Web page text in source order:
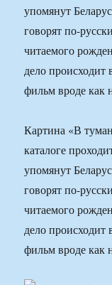
упомянут
говорят по-
читаемого
дело
фильм вроде как
Картина «В
каталоге
упомянут
говорят по-
читаемого
дело
фильм вроде как